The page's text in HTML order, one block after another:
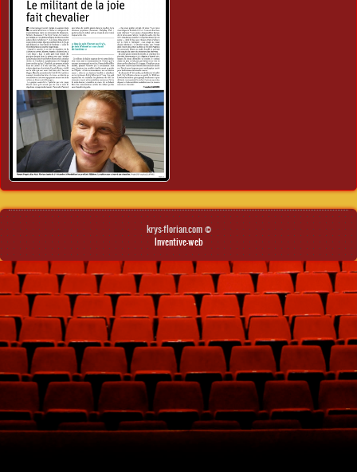
krys-florian.com ©
Inventive-web